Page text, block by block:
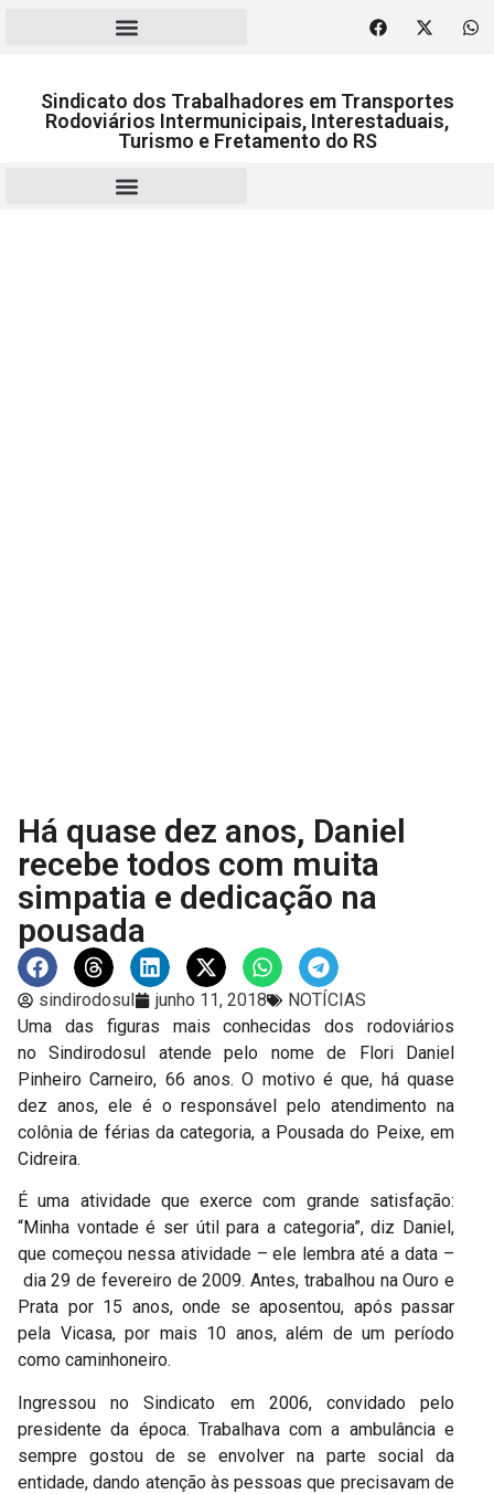
Sindicato dos Trabalhadores em Transportes
Rodoviários Intermunicipais, Interestaduais,
Turismo e Fretamento do RS
Há quase dez anos, Daniel
recebe todos com muita
simpatia e dedicação na
pousada
sindirodosul junho 11, 2018
NOTÍCIAS
Uma das figuras mais conhecidas dos rodoviários
no Sindirodosul atende pelo nome de Flori Daniel
Pinheiro Carneiro, 66 anos. O motivo é que, há quase
dez anos, ele é o responsável pelo atendimento na
colônia de férias da categoria, a Pousada do Peixe, em
Cidreira.
É uma atividade que exerce com grande satisfação:
“Minha vontade é ser útil para a categoria”, diz Daniel,
que começou nessa atividade – ele lembra até a data –
dia 29 de fevereiro de 2009. Antes, trabalhou na Ouro e
Prata por 15 anos, onde se aposentou, após passar
pela Vicasa, por mais 10 anos, além de um período
como caminhoneiro.
Ingressou no Sindicato em 2006, convidado pelo
presidente da época. Trabalhava com a ambulância e
sempre gostou de se envolver na parte social da
entidade, dando atenção às pessoas que precisavam de